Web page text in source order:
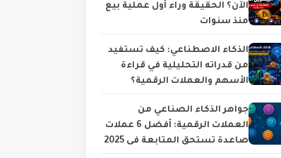
الآن؟ الحقيقة وراء أول عملية بيع
منذ سنوات
الذكاء الاصطناعي: كيف تستفيد
من قدراته التحليلية في قراءة
الأسهم والعملات الرقمية؟
جواهر الذكاء الصناعي من
العملات الرقمية: أفضل 6 عملات
صاعدة تستحق المتابعة في 2025